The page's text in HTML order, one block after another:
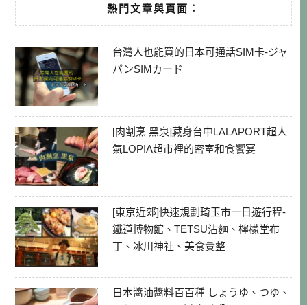
熱門文章與頁面︰
台灣人也能買的日本可通話SIM卡-ジャ
パンSIMカード
[肉割烹 黑泉]藏身台中LALAPORT超人
氣LOPIA超市裡的密室和食饗宴
[東京近郊]快速規劃琦玉市一日遊行程-
鐵道博物館、TETSU沾麵、檸檬堂布
丁、冰川神社、美食彙整
日本醬油醬料百百種 しょうゆ、つゆ、